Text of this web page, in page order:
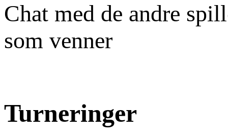
Chat med de andre
som venner
Turneringer